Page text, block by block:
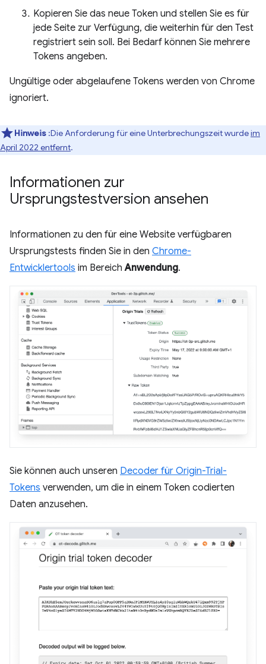
Kopieren Sie das neue Token und stellen Sie es für
jede Seite zur Verfügung, die weiterhin für den Test
registriert sein soll. Bei Bedarf können Sie mehrere
Tokens angeben.
Ungültige oder abgelaufene Tokens werden von Chrome
ignoriert.
Hinweis :Die Anforderung für eine Unterbrechungszeit wurdeim
April 2022 entfernt.
Informationen zur
Ursprungstestversion ansehen
Informationen zu den für eine Website verfügbaren
Ursprungstests finden Sie in den Chrome-
Entwicklertools im BereichAnwendung.
Sie können auch unseren Decoder für Origin-Trial-
Tokens verwenden, um die in einem Token codierten
Daten anzusehen.